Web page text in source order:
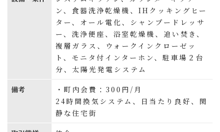
ン、食器洗浄乾燥機、IHクッキングヒー
ター、オール電化、シャンプードレッサ
ー、洗浄便座、浴室乾燥機、追い焚き、
複層ガラス、ウォークインクローゼッ
ト、モニタ付インターホン、駐車場２台
分、太陽光発電システム
備考
・町内会費：300円/月
24時間換気システム、日当たり良好、閑
静な住宅街